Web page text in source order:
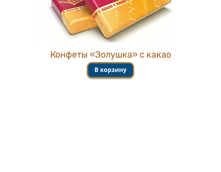
Конфеты «Золушка» с какао